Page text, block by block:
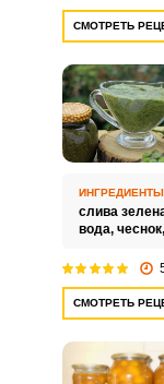
СМОТРЕТЬ
ИНГРЕДИЕНТЫ
слива
вода, чеснок,
СМОТРЕТЬ